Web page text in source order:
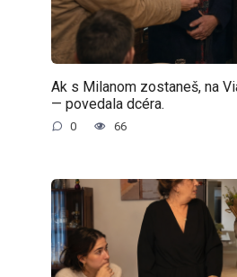
Ak s Milanom zostaneš, na
— povedala dcéra.
0 66